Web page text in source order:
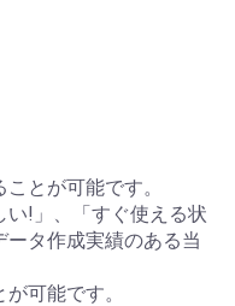
とが可能です。
い!」、「すぐ使える状
タ作成実績のある当
可能です。